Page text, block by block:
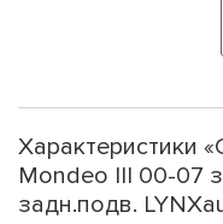
Характеристики
Mondeo III 00-07
задн.подв.